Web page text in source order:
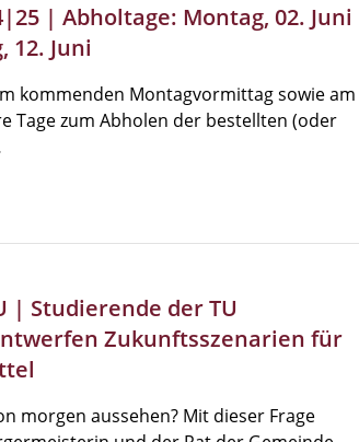
| Abholtage: Montag, 02. Juni
12. Juni
kommenden Montagvormittag sowie am
Tage zum Abholen der bestellten (oder
| Studierende der TU
Zukunftsszenarien für
morgen aussehen? Mit dieser Frage